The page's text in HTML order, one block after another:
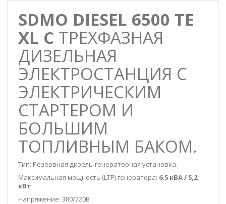
SDMO DIESEL 6500 TE
XL C ТРЕХФАЗНАЯ
ДИЗЕЛЬНАЯ
ЭЛЕКТРОСТАНЦИЯ С
ЭЛЕКТРИЧЕСКИМ
СТАРТЕРОМ И
БОЛЬШИМ
ТОПЛИВНЫМ БАКОМ.
Тип: Резервная дизель-генераторная установка.
Максимальная мощность (LTP) генератора: 6.5 кВА / 5,2
кВт.
Напряжение: 380/220В